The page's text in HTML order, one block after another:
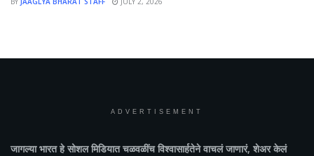
ADVERTISEMENT
जागल्या भारतहे सोशल मिडियात चळवळींच विश्वासार्हतेने वाचलं जाणारं, शेअर केलं